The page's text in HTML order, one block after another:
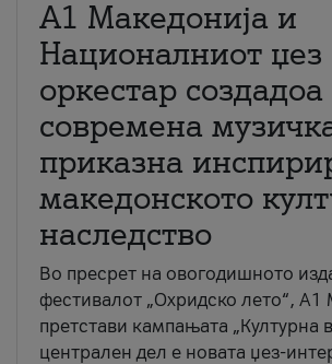
А1 Македонија и
Националниот џез
оркестар создадоа
современа
приказна
македонското
наследство
Во пресрет на овогодишното
фестивалот „Охридско лето“, А1
претстави кампањата „Културна
централен дел е новата џез-